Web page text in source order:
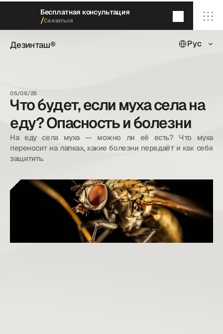
Дезинташ® Select
Рус
Бесплатная консультация
/Связаться
Дезинташ® Через 5
/ Наши кейсы
/ Блог
/ Контакты
+998 (55) 500－99－99
© Дезинташ.
Все права защищены.
05/06/26
Что будет, если муха села на
еду? Опасность и болезни
На еду села муха — можно ли её есть? Что муха
переносит на лапках, какие болезни передаёт и как себя
защитить.